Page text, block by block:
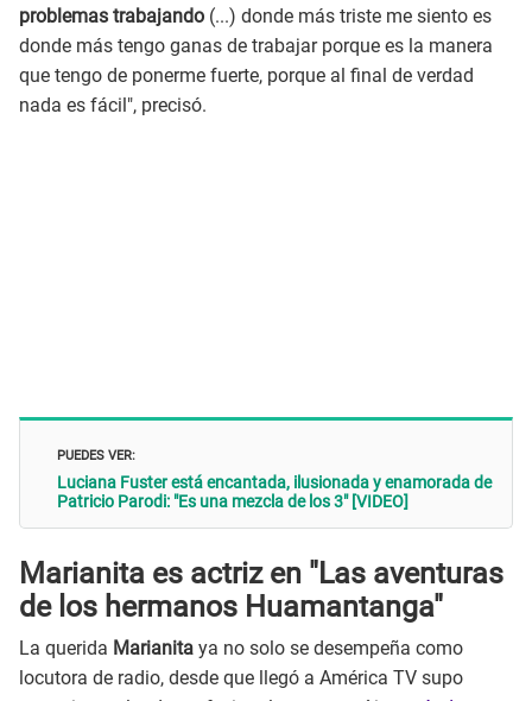
problemas trabajando (...) donde más triste me siento es
donde más tengo ganas de trabajar porque es la manera
que tengo de ponerme fuerte, porque al final de verdad
nada es fácil", precisó.
PUEDES VER:
Luciana Fuster está encantada, ilusionada y enamorada de
Patricio Parodi: "Es una mezcla de los 3" [VIDEO]
Marianita es actriz en "Las aventuras
de los hermanos Huamantanga"
La querida Marianita ya no solo se desempeña como
locutora de radio, desde que llegó a América TV supo